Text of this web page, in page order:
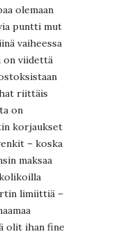
olemaan
puntti mut
vaiheessa
on viidettä
riittäis
on
korjaukset
– koska
maksaa
limiittiä –
olit ihan fine